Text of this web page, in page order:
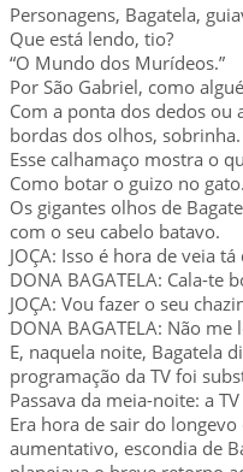
Personagens, Bagatela,
Que está lendo, tio?
“O Mundo dos Murídeos.”
Por São Gabriel, como
Com a ponta dos dedos ou
bordas dos olhos, sobrinha.
Esse calhamaço mostra o
Como botar o guizo no gato.
Os gigantes olhos de
com o seu cabelo batavo.
JOÇA: Isso é hora de veia
DONA BAGATELA: Cala-te
JOÇA: Vou fazer o seu
DONA BAGATELA: Não
E, naquela noite, Bagatela
programação da TV foi
Passava da meia-noite: a
Era hora de sair do
aumentativo, escondia de